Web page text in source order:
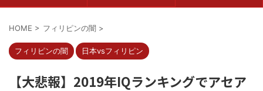
HOME > フィリピンの闇 >
フィリピンの闇 日本vsフィリピン
【大悲報】2019年IQランキングでアセア